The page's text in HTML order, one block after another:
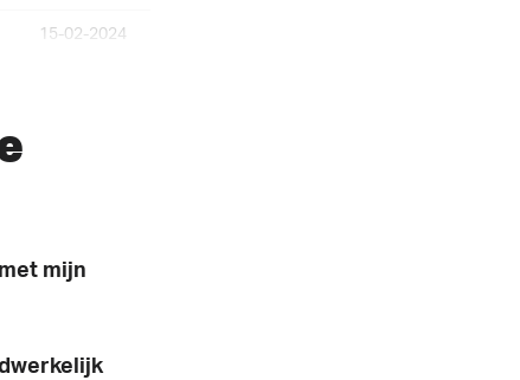
15-02-2024
16-05-2022
24-04-2022
mijn
om.